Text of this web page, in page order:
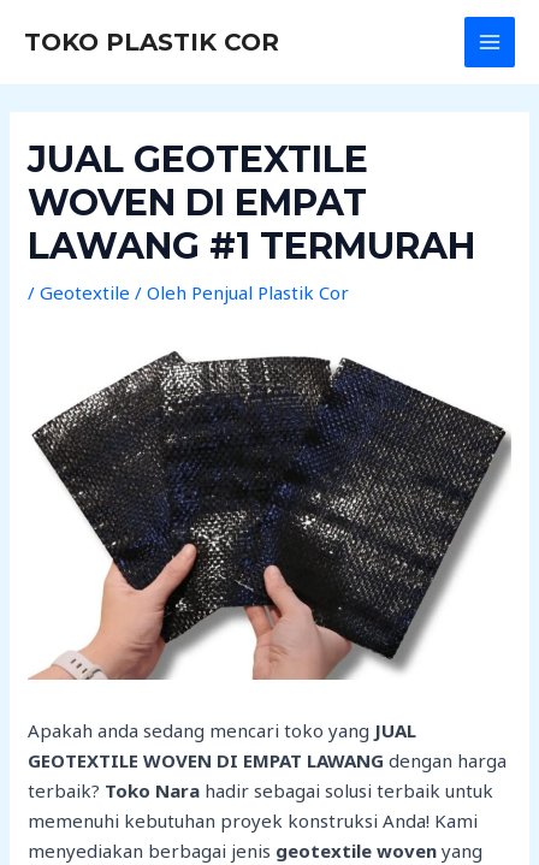
TOKO PLASTIK COR
JUAL GEOTEXTILE
WOVEN DI EMPAT
LAWANG #1 TERMURAH
/Geotextile / Oleh Penjual Plastik Cor
Apakah anda sedang mencari toko yang JUAL
GEOTEXTILE WOVEN DI EMPAT LAWANG dengan harga
terbaik? Toko Nara hadir sebagai solusi terbaik untuk
memenuhi kebutuhan proyek konstruksi Anda! Kami
menyediakan berbagai jenis geotextile woven yang
navigation